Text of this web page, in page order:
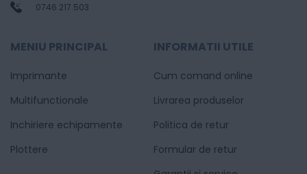
0746.217.503
MENIU PRINCIPAL
Imprimante
Multifunctionale
Inchiriere echipamente
Plottere
INFORMATII UTILE
Cum comand online
Livrarea produselor
Politica de retur
Formular de retur